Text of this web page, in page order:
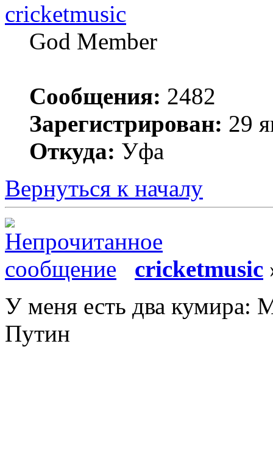
cricketmusic
God Member
Сообщения: 2482
Зарегистрирован: 29
Откуда: Уфа
Вернуться к началу
cricketmusic
У меня есть два кумира:
Путин